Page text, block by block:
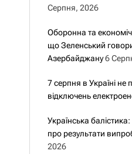
Серпня, 2026
Оборонна та
що Зеленський
Азербайджану 6
7 серпня в Україні не
відключень
Українська
про результати
2026